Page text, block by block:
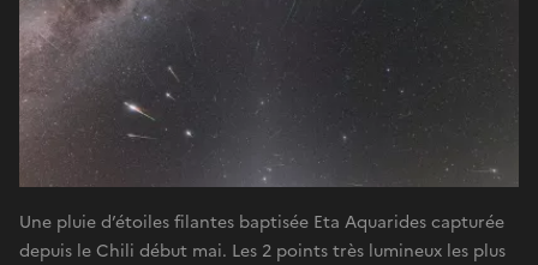
Une pluie d’étoiles filantes baptisée Eta Aquarides capturée
depuis le Chili début mai. Les 2 points très lumineux les plus